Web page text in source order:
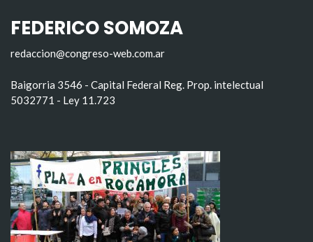
FEDERICO SOMOZA
redaccion@congreso-web.com.ar
Baigorria 3546 - Capital Federal Reg. Prop. intelectual
5032771 - Ley 11.723